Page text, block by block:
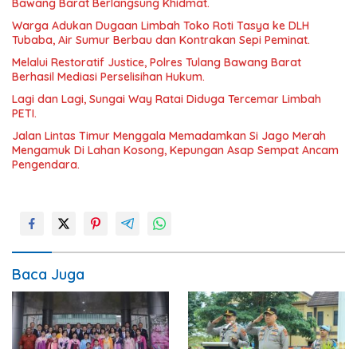
Bawang Barat Berlangsung Khidmat.
Warga Adukan Dugaan Limbah Toko Roti Tasya ke DLH
Tubaba, Air Sumur Berbau dan Kontrakan Sepi Peminat.
Melalui Restoratif Justice, Polres Tulang Bawang Barat
Berhasil Mediasi Perselisihan Hukum.
Lagi dan Lagi, Sungai Way Ratai Diduga Tercemar Limbah
PETI.
Jalan Lintas Timur Menggala Memadamkan Si Jago Merah
Mengamuk Di Lahan Kosong, Kepungan Asap Sempat Ancam
Pengendara.
Baca Juga